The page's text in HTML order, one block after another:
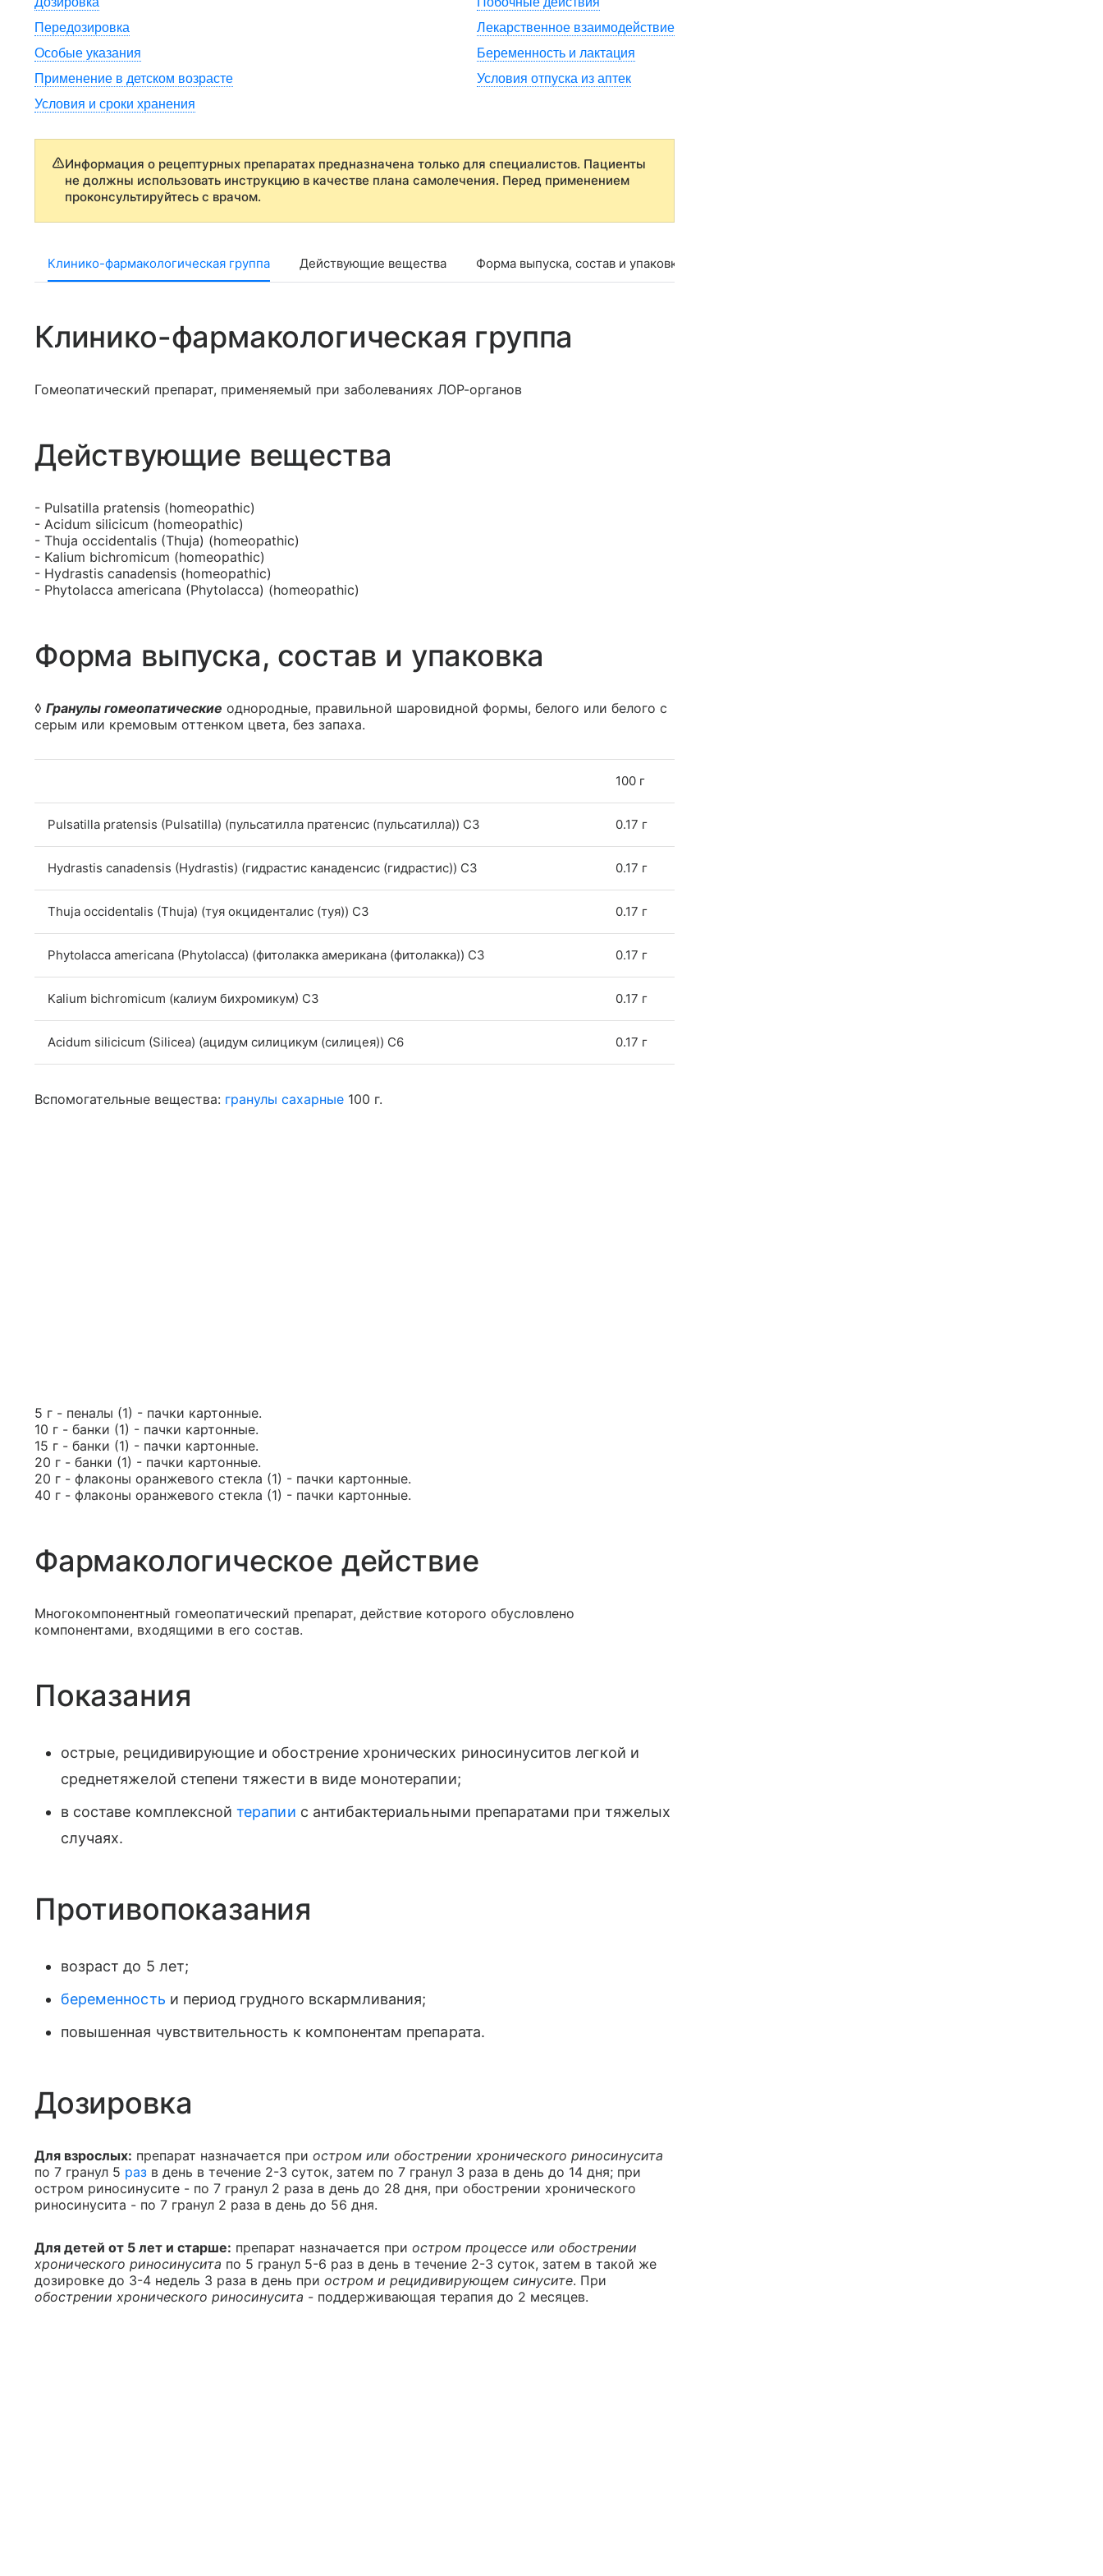
Передозировка
Лекарственное взаимодействие
Особые указания
Беременность и лактация
Применение в детском возрасте
Условия отпуска из аптек
Условия и сроки хранения
Информация о рецептурных препаратах предназначена только для специалистов. Пациенты
не должны использовать инструкцию в качестве плана самолечения. Перед применением
проконсультируйтесь с врачом.
Клинико-фармакологическая группа Действующие вещества Форма выпуска, состав и упаковка
Клинико-фармакологическая группа
Гомеопатический препарат, применяемый при заболеваниях ЛОР-органов
Действующие вещества
- Pulsatilla pratensis (homeopathic)
- Acidum siliсiсum (homeopathic)
- Thuja oссidentalis (Thuja) (homeopathic)
- Kalium bichromicum (homeopathic)
- Hydrastis canadensis (homeopathic)
- Phytolacca americana (Phytolacca) (homeopathic)
Форма выпуска, состав и упаковка
◊ Гранулы гомеопатические однородные, правильной шаровидной формы, белого или белого с
серым или кремовым оттенком цвета, без запаха.
100 г
Pulsatilla pratensis (Pulsatilla) (пульсатилла пратенсис (пульсатилла)) C3 0.17 г
Hydrastis canadensis (Hydrastis) (гидрастис канаденсис (гидрастис)) C3 0.17 г
Thuja occidentalis (Thuja) (туя окциденталис (туя)) C3 0.17 г
Phytolacca americana (Phytolacca) (фитолакка американа (фитолакка)) C3 0.17 г
Kalium bichromicum (калиум бихромикум) C3 0.17 г
Acidum silicicum (Silicea) (ацидум силицикум (силицея)) C6 0.17 г
Вспомогательные вещества: гранулы сахарные 100 г.
5 г - пеналы (1) - пачки картонные.
10 г - банки (1) - пачки картонные.
15 г - банки (1) - пачки картонные.
20 г - банки (1) - пачки картонные.
20 г - флаконы оранжевого стекла (1) - пачки картонные.
40 г - флаконы оранжевого стекла (1) - пачки картонные.
Фармакологическое действие
Многокомпонентный гомеопатический препарат, действие которого обусловлено
компонентами, входящими в его состав.
Показания
острые, рецидивирующие и обострение хронических риносинуситов легкой и
среднетяжелой степени тяжести в виде монотерапии;
в составе комплекснойтерапии с антибактериальными препаратами при тяжелых
случаях.
Противопоказания
возраст до 5 лет;
беременность и период грудного вскармливания;
повышенная чувствительность к компонентам препарата.
Дозировка
Для взрослых: препарат назначается при остром или обострении хронического риносинусита
по 7 гранул 5 раз в день в течение 2-3 суток, затем по 7 гранул 3 раза в день до 14 дня; при
остром риносинусите - по 7 гранул 2 раза в день до 28 дня, при обострении хронического
риносинусита - по 7 гранул 2 раза в день до 56 дня.
Для детей от 5 лет и старше: препарат назначается при остром процессе или обострении
хронического риносинусита по 5 гранул 5-6 раз в день в течение 2-3 суток, затем в такой же
дозировке до 3-4 недель 3 раза в день при остром и рецидивирующем синусите. При
обострении хронического риносинусита - поддерживающая терапия до 2 месяцев.